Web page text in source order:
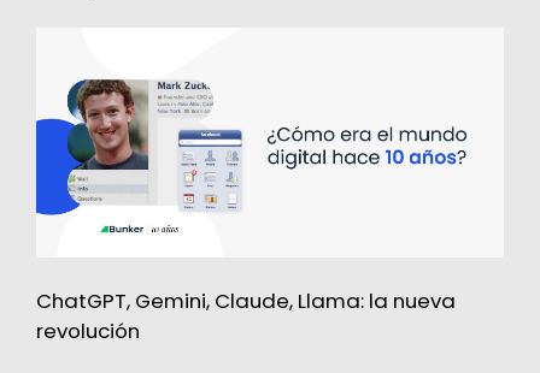
ChatGPT, Gemini, Claude, Llama: la nueva
revolución